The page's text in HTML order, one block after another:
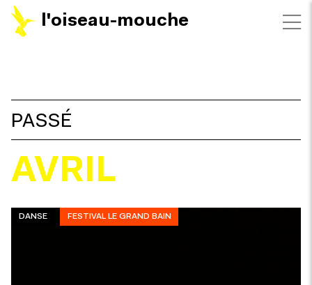
l'oiseau-mouche
FILTRES
PASSÉ
AVRIL
DANSE FESTIVAL LE GRAND BAIN